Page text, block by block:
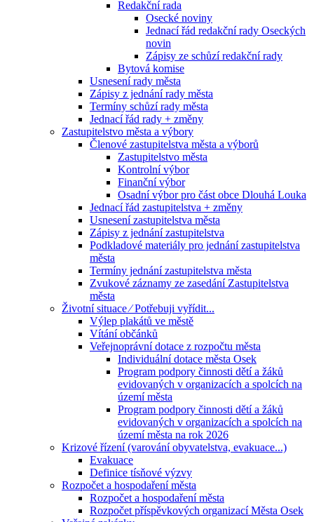
Redakční rada
Osecké noviny
Jednací řád redakční rady Oseckých
novin
Zápisy ze schůzí redakční rady
Bytová komise
Usnesení rady města
Zápisy z jednání rady města
Termíny schůzí rady města
Jednací řád rady + změny
Zastupitelstvo města a výbory
Členové zastupitelstva města a výborů
Zastupitelstvo města
Kontrolní výbor
Finanční výbor
Osadní výbor pro část obce Dlouhá Louka
Jednací řád zastupitelstva + změny
Usnesení zastupitelstva města
Zápisy z jednání zastupitelstva
Podkladové materiály pro jednání zastupitelstva
města
Termíny jednání zastupitelstva města
Zvukové záznamy ze zasedání Zastupitelstva
města
Životní situace ⁄ Potřebuji vyřídit...
Výlep plakátů ve městě
Vítání občánků
Veřejnoprávní dotace z rozpočtu města
Individuální dotace města Osek
Program podpory činnosti dětí a žáků
evidovaných v organizacích a spolcích na
území města
Program podpory činnosti dětí a žáků
evidovaných v organizacích a spolcích na
území města na rok 2026
Krizové řízení (varování obyvatelstva, evakuace...)
Evakuace
Definice tísňové výzvy
Rozpočet a hospodaření města
Rozpočet a hospodaření města
Rozpočet příspěvkových organizací Města Osek